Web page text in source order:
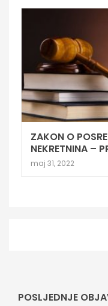
ZAKON O
NEKRETNINA –
maj 31, 2022
POSLJEDNJE